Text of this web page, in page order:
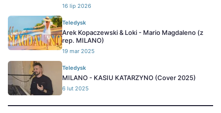
16 lip 2026
Teledysk
Arek Kopaczewski & Loki - Mario Magdaleno (z
rep. MILANO)
19 mar 2025
Teledysk
MILANO - KASIU KATARZYNO (Cover 2025)
6 lut 2025